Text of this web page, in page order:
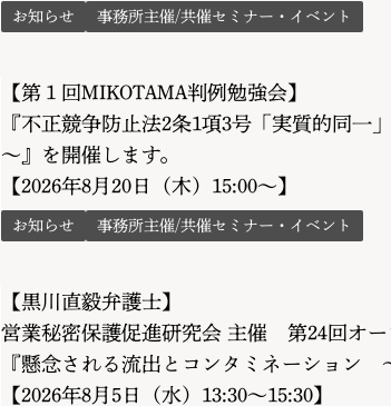
お知らせ 事務所主催/共催セミナー・イベント
【第１回MIKOTAMA判例勉強会】
『不正競争防止法2条1項3号「実質的同
～』を開催します。
【2026年8月20日（木）15:00～】
お知らせ 事務所主催/共催セミナー・イベント
【黒川直毅弁護士】
営業秘密保護促進研究会 主催 第24回オー
『懸念される流出とコンタミネーション
【2026年8月5日（水）13:30～15:30】